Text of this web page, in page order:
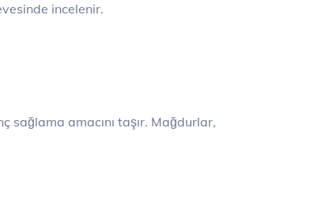
incelenir.
sağlama amacını taşır. Mağdurlar,